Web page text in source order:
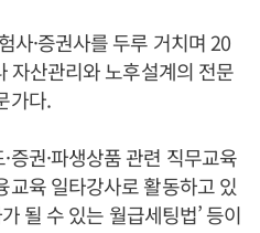
사·증권사를 두루 거치며 20
자산관리와 노후설계의 전문
가다.
증권·파생상품 관련 직무교육
교육 일타강사로 활동하고 있
될 수 있는 월급세팅법’ 등이